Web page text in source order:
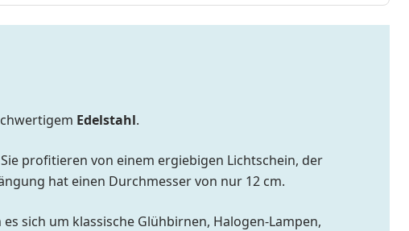
Edelstahl.
profitieren von einem ergiebigen Lichtschein, der
hat einen Durchmesser von nur 12 cm.
sich um klassische Glühbirnen, Halogen-Lampen,